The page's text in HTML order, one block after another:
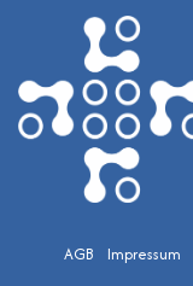
AGB Impressum